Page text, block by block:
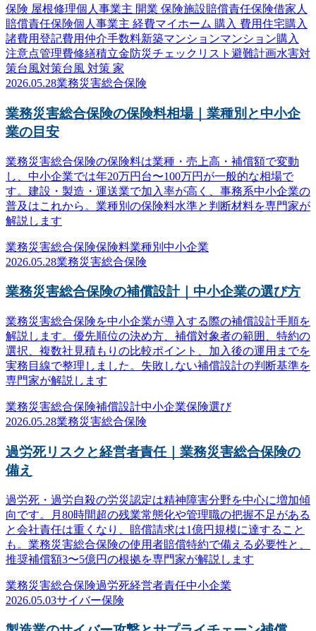
保険 屋根修理個人事業主 開業 保険施設賠償責任保険借家人
賠償責任保険個人事業主 経費マイホーム 購入 費用住宅購入
諸費用登記費用仲介手数料新築マンションマンション購入
注意点管理費修繕積立金防災チェックリスト 避難計画水害対
策台風対策台風 対策 家
2026.05.28業務災害総合保険
業務災害総合保険の保険料相場｜業種別と中小企
業の目安
業務災害総合保険の保険料は業種・売上高・補償額で変動
し、中小企業では年20万円台〜100万円が一般的な相場で
す。建設・製造・運送業で加入率が高く、事務系中小企業の
普及はこれから。業種別の保険料水準と判断材料を専門家が
解説します
業務災害総合保険保険料業種別 中小企業
2026.05.28業務災害総合保険
業務災害総合保険の補償設計｜中小企業の選び方
業務災害総合保険を中小企業が導入する際の補償設計手順を
解説します。優先順位の決め方、補償対象者の範囲、特約の
選択、複数社見積もりの比較ポイント、加入後の運用までを
実務目線で整理しました。失敗しない補償設計の判断基準を
専門家が解説します
業務災害総合保険補償設計中小企業保険選び
2026.05.28業務災害総合保険
過労死リスクと経営者責任｜業務災害総合保険の
備え
過労死・過労自殺の労災認定は精神障害分野を中心に増加傾
向です。月80時間超の残業常態化や管理職の把握不足がある
と会社責任は重くなり、賠償請求は1億円規模に達すること
も。業務災害総合保険の使用者賠償特約で備える必要性と、
推奨補償額3〜5億円の根拠を専門家が解説します
業務災害総合保険過労死経営者責任中小企業
2026.05.03サイバー保険